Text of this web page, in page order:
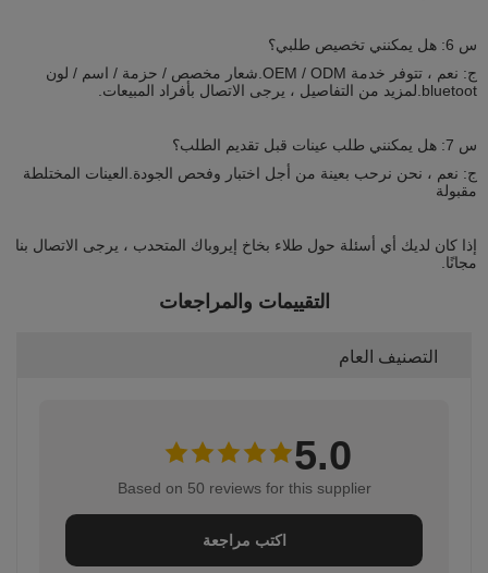
س 6: هل يمكنني تخصيص طلبي؟
ج: نعم ، تتوفر خدمة OEM / ODM.شعار مخصص / حزمة / اسم / لون
bluetoot.لمزيد من التفاصيل ، يرجى الاتصال بأفراد المبيعات.
س 7: هل يمكنني طلب عينات قبل تقديم الطلب؟
ج: نعم ، نحن نرحب بعينة من أجل اختبار وفحص الجودة.العينات المختلطة
مقبولة
إذا كان لديك أي أسئلة حول طلاء بخاخ إيروباك المتحدب ، يرجى الاتصال بنا
مجانًا.
التقييمات والمراجعات
التصنيف العام
5.0
Based on 50 reviews for this supplier
اكتب مراجعة